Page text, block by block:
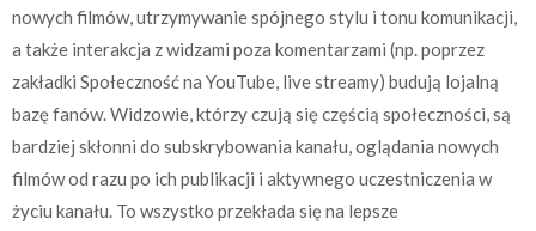
nowych filmów, utrzymywanie spójnego stylu i tonu komunikacji,
a także interakcja z widzami poza komentarzami (np. poprzez
zakładki Społeczność na YouTube, live streamy) budują lojalną
bazę fanów. Widzowie, którzy czują się częścią społeczności, są
bardziej skłonni do subskrybowania kanału, oglądania nowych
filmów od razu po ich publikacji i aktywnego uczestniczenia w
życiu kanału. To wszystko przekłada się na lepsze